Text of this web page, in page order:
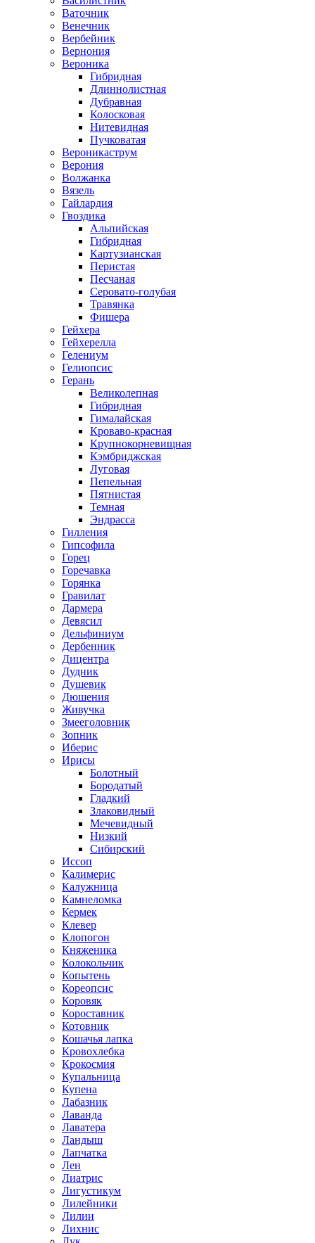
Ваточник
Венечник
Вербейник
Вернония
Вероника
Гибридная
Длиннолистная
Дубравная
Колосковая
Нитевидная
Пучковатая
Вероникаструм
Верония
Волжанка
Вязель
Гайлардия
Гвоздика
Альпийская
Гибридная
Картузианская
Перистая
Песчаная
Серовато-голубая
Травянка
Фишера
Гейхера
Гейхерелла
Гелениум
Гелиопсис
Герань
Великолепная
Гибридная
Гималайская
Кроваво-красная
Крупнокорневищная
Кэмбриджская
Луговая
Пепельная
Пятнистая
Темная
Эндрасса
Гилления
Гипсофила
Горец
Горечавка
Горянка
Гравилат
Дармера
Девясил
Дельфиниум
Дербенник
Дицентра
Дудник
Душевик
Дюшения
Живучка
Змееголовник
Зопник
Иберис
Ирисы
Болотный
Бородатый
Гладкий
Злаковидный
Мечевидный
Низкий
Сибирский
Иссоп
Калимерис
Калужница
Камнеломка
Кермек
Клевер
Клопогон
Княженика
Колокольчик
Копытень
Кореопсис
Коровяк
Короставник
Котовник
Кошачья лапка
Кровохлебка
Крокосмия
Купальница
Купена
Лабазник
Лаванда
Лаватера
Ландыш
Лапчатка
Лен
Лиатрис
Лигустикум
Лилейники
Лилии
Лихнис